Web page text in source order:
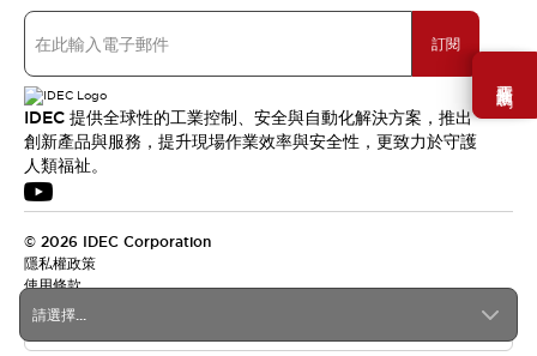
需要幫助嗎？
請選擇...
訂閱
IDEC 提供全球性的工業控制、安全與自動化解決方案，推出
創新產品與服務，提升現場作業效率與安全性，更致力於守護
人類福祉。
© 2026 IDEC Corporation
隱私權政策
使用條款
台灣